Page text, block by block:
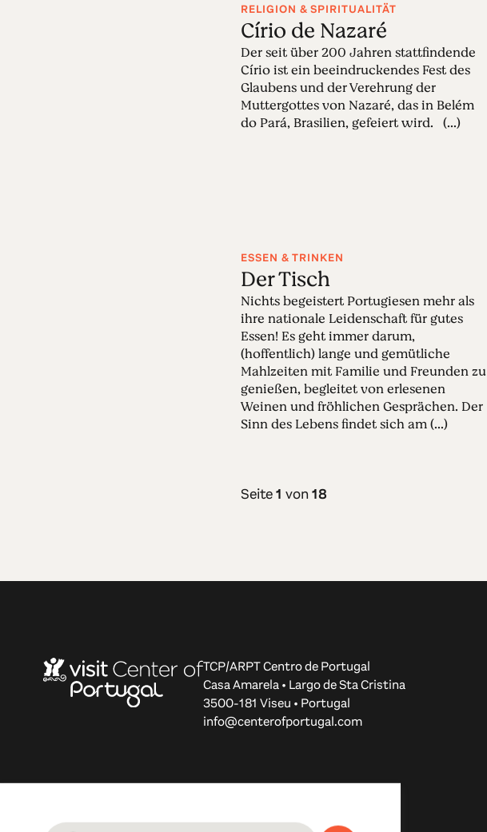
RELIGION & SPIRITUALITÄT
Círio de Nazaré
Der seit über 200 Jahren stattfindende
Círio ist ein beeindruckendes Fest des
Glaubens und der Verehrung der
Muttergottes von Nazaré, das in Belém
do Pará, Brasilien, gefeiert wird. (...)
ESSEN & TRINKEN
Der Tisch
Nichts begeistert Portugiesen mehr als
ihre nationale Leidenschaft für gutes
Essen! Es geht immer darum,
(hoffentlich) lange und gemütliche
Mahlzeiten mit Familie und Freunden zu
genießen, begleitet von erlesenen
Weinen und fröhlichen Gesprächen. Der
Sinn des Lebens findet sich am (...)
Seite1 von18
TCP/ARPT Centro de Portugal
Casa Amarela • Largo de Sta Cristina
3500-181 Viseu • Portugal
info@centerofportugal.com